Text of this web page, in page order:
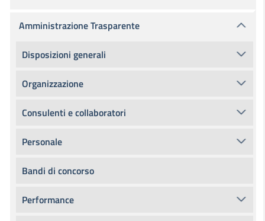
Amministrazione Trasparente
Disposizioni generali
Organizzazione
Consulenti e collaboratori
Personale
Bandi di concorso
Performance